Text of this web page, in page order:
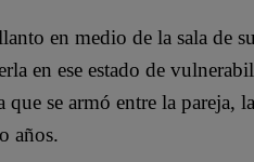
en medio de la sala de
en ese estado de
que se armó entre la pareja,
años.